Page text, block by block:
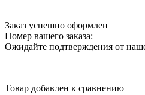
Заказ успешно оформлен
Номер вашего заказа:
Ожидайте подтверждения от
Товар добавлен к сравнению